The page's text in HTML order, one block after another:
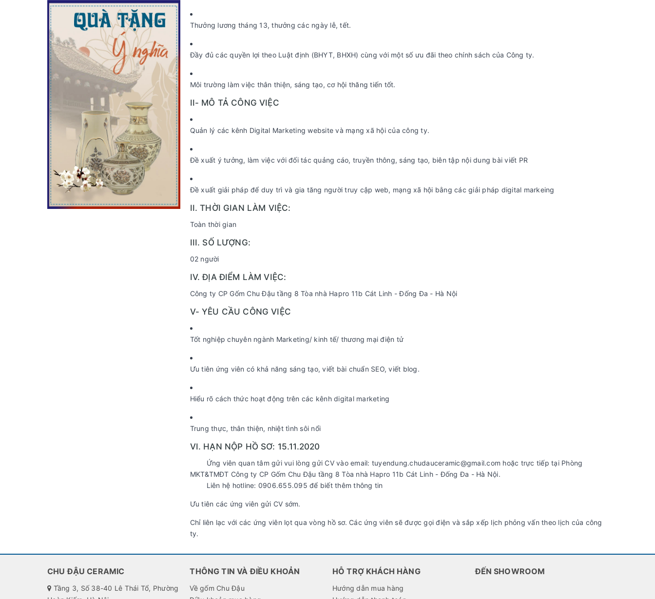
Thưởng lương tháng 13, thưởng các ngày lễ, tết.
Đầy đủ các quyền lợi theo Luật định (BHYT, BHXH) cùng với một số ưu đãi theo chính sách của Công ty.
Môi trường làm việc thân thiện, sáng tạo, cơ hội thăng tiến tốt.
II- MÔ TẢ CÔNG VIỆC
Quản lý các kênh Digital Marketing website và mạng xã hội của công ty.
Đề xuất ý tưởng, làm việc với đối tác quảng cáo, truyền thông, sáng tạo, biên tập nội dung bài viết PR
Đề xuất giải pháp để duy trì và gia tăng người truy cập web, mạng xã hội bằng các giải pháp digital markeing
II. THỜI GIAN LÀM VIỆC:
Toàn thời gian
III. SỐ LƯỢNG:
02 người
IV. ĐỊA ĐIỂM LÀM VIỆC:
Công ty CP Gốm Chu Đậu tầng 8 Tòa nhà Hapro 11b Cát Linh - Đống Đa - Hà Nội
V- YÊU CẦU CÔNG VIỆC
Tốt nghiệp chuyên ngành Marketing/ kinh tế/ thương mại điện tử
Ưu tiên ứng viên có khả năng sáng tạo, viết bài chuẩn SEO, viết blog.
Hiểu rõ cách thức hoạt động trên các kênh digital marketing
Trung thực, thân thiện, nhiệt tình sôi nổi
VI. HẠN NỘP HỒ SƠ: 15.11.2020
Ứng viên quan tâm gửi vui lòng gửi CV vào email: tuyendung.chudauceramic@gmail.com hoặc trực tiếp tại Phòng
MKT&TMĐT Công ty CP Gốm Chu Đậu tầng 8 Tòa nhà Hapro 11b Cát Linh - Đống Đa - Hà Nội.
Liên hệ hotline: 0906.655.095 để biết thêm thông tin
Ưu tiên các ứng viên gửi CV sớm.
Chỉ liên lạc với các ứng viên lọt qua vòng hồ sơ. Các ứng viên sẽ được gọi điện và sắp xếp lịch phỏng vấn theo lịch của công
ty.
CHU ĐẬU CERAMIC
Tầng 3, Số 38-40 Lê Thái Tổ, Phường
THÔNG TIN VÀ ĐIỀU KHOẢN
Về gốm Chu Đậu
HỖ TRỢ KHÁCH HÀNG
Hướng dẫn mua hàng
ĐẾN SHOWROOM